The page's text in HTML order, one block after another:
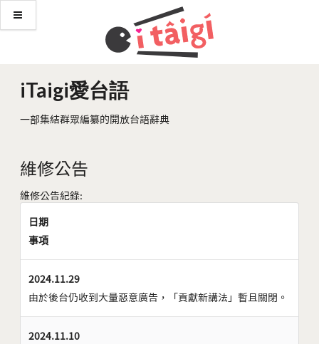
iTaigi愛台語
一部集結群眾編纂的開放台語辭典
維修公告
維修公告紀錄:
日期
事項
2024.11.29
由於後台仍收到大量惡意廣告，「貢獻新講法」暫且關閉。
2024.11.10